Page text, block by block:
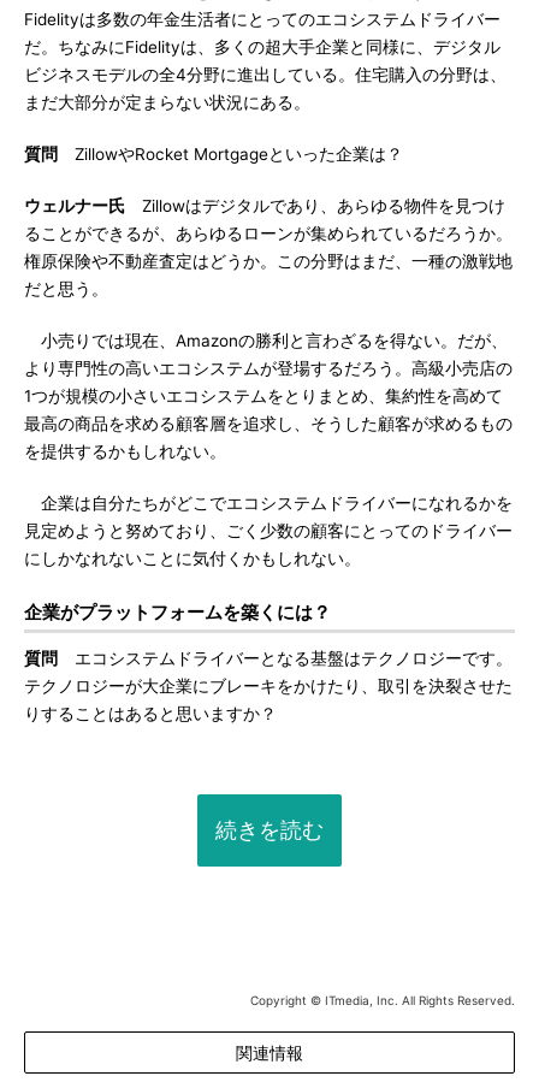
Fidelityは多数の年金生活者にとってのエコシステムドライバー
だ。ちなみにFidelityは、多くの超大手企業と同様に、デジタル
ビジネスモデルの全4分野に進出している。住宅購入の分野は、
まだ大部分が定まらない状況にある。
質問 ZillowやRocket Mortgageといった企業は？
ウェルナー氏 Zillowはデジタルであり、あらゆる物件を見つけ
ることができるが、あらゆるローンが集められているだろうか。
権原保険や不動産査定はどうか。この分野はまだ、一種の激戦地
だと思う。
小売りでは現在、Amazonの勝利と言わざるを得ない。だが、
より専門性の高いエコシステムが登場するだろう。高級小売店の
1つが規模の小さいエコシステムをとりまとめ、集約性を高めて
最高の商品を求める顧客層を追求し、そうした顧客が求めるもの
を提供するかもしれない。
企業は自分たちがどこでエコシステムドライバーになれるかを
見定めようと努めており、ごく少数の顧客にとってのドライバー
にしかなれないことに気付くかもしれない。
企業がプラットフォームを築くには？
質問
エコシステムドライバーとなる基盤はテクノロジーです。
テクノロジーが大企業にブレーキをかけたり、取引を決裂させた
りすることはあると思いますか？
続きを読む
Copyright © ITmedia, Inc. All Rights Reserved.
関連情報